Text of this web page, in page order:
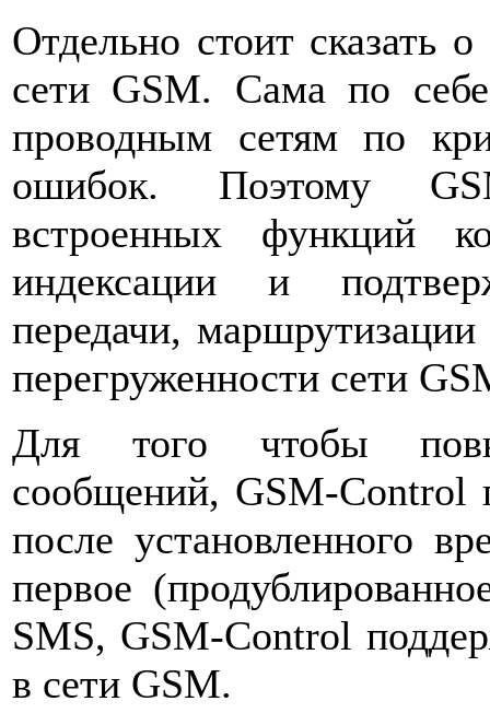
Отдельно стоит сказать
сети GSM. Сама по
проводным сетям по
ошибок. Поэтому
встроенных функций
индексации и
передачи,
перегруженности сети
Для того чтобы
сообщений, GSM-Control
после установленного
первое
SMS, GSM-Control
в сети GSM.